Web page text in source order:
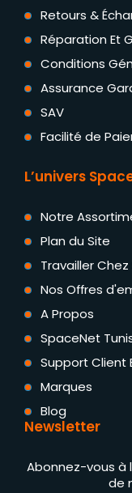
Retours &
Réparation Et
Conditions
Assurance
SAV
Facilité de
L’univers
Notre
Plan du Site
Travailler
Nos Offres
A Propos
SpaceNet
Support Client
Marques
Blog
Newsletter
Abonnez-vous à
de